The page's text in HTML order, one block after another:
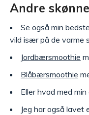
Andre
Se også min
vild især på de varme
Jordbærsmoothie
Blåbærsmoothie
Eller hvad med min
Jeg har også lavet